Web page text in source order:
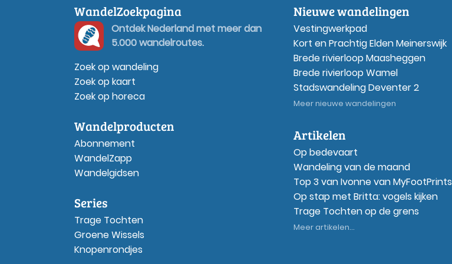
WandelZoekpagina
Ontdek Nederland met meer dan
5.000 wandelroutes.
Zoek op wandeling
Zoek op kaart
Zoek op horeca
Wandelproducten
Abonnement
WandelZapp
Wandelgidsen
Series
Trage Tochten
Groene Wissels
Knopenrondjes
Nieuwe wandelingen
Vestingwerkpad
Kort en Prachtig Elden Meinerswijk
Brede rivierloop Maasheggen
Brede rivierloop Wamel
Stadswandeling Deventer 2
Meer nieuwe wandelingen
Artikelen
Op bedevaart
Wandeling van de maand
Top 3 van Ivonne van MyFootPrints
Op stap met Britta: vogels kijken
Trage Tochten op de grens
Meer artikelen...